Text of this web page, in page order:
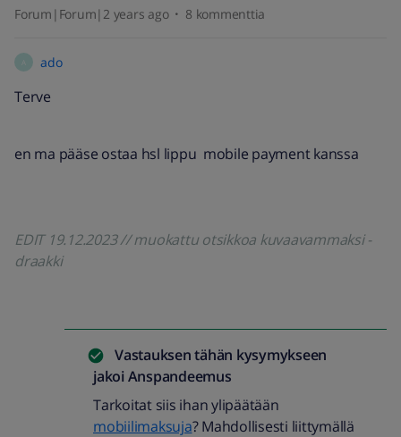
Forum|Forum|2 years ago 8 kommenttia
A ado
Terve
en ma pääse ostaa hsl lippu mobile payment kanssa
EDIT 19.12.2023 // muokattu otsikkoa kuvaavammaksi -
draakki
Vastauksen tähän kysymykseen
jakoi Anspandeemus
Tarkoitat siis ihan ylipäätään
mobiilimaksuja? Mahdollisesti liittymällä